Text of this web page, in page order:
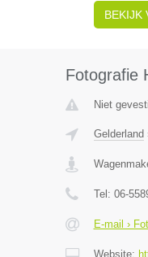
BEKIJK
Fotografie
Niet
Gelderland
Tel: 06-
E-mail ›
Website: